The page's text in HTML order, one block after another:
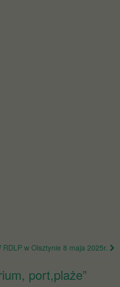
RDLP w Olsztynie 8 maja 2025r.
port,plaże”